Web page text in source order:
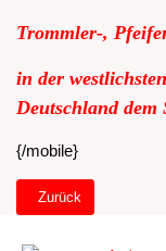
Trommler-,
in der
Deutschland dem
{/mobile}
Vorheriger Beitrag:
Zurück